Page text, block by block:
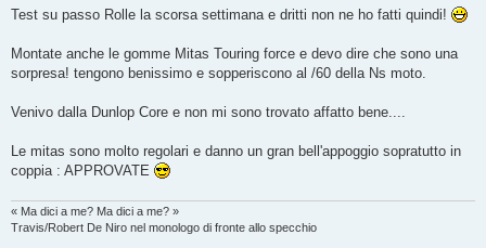
Test su passo Rolle la scorsa settimana e dritti non ne ho fatti quindi!
Montate anche le gomme Mitas Touring force e devo dire che sono una
sorpresa! tengono benissimo e sopperiscono al /60 della Ns moto.
Venivo dalla Dunlop Core e non mi sono trovato affatto bene....
Le mitas sono molto regolari e danno un gran bell'appoggio sopratutto in
coppia : APPROVATE
« Ma dici a me? Ma dici a me? »
Travis/Robert De Niro nel monologo di fronte allo specchio